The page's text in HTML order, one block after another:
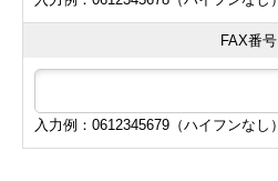
FAX番号
入力例：0612345679（ハイフンなし）